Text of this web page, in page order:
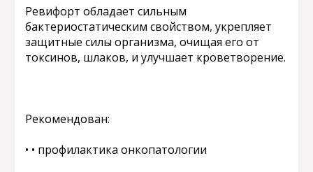
Ревифорт обладает сильным
бактериостатическим свойством, укрепляет
защитные силы организма, очищая его от
токсинов, шлаков, и улучшает кроветворение.
Рекомендован:
• • профилактика онкопатологии